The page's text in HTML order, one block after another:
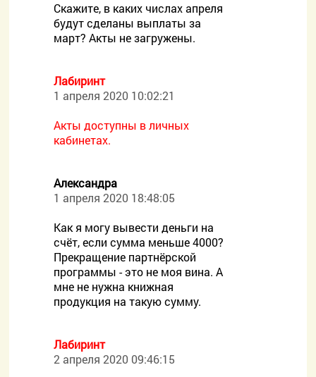
Скажите, в каких числах апреля
будут сделаны выплаты за
март? Акты не загружены.
Лабиринт
1 апреля 2020 10:02:21
Акты доступны в личных
кабинетах.
Александра
1 апреля 2020 18:48:05
Как я могу вывести деньги на
счёт, если сумма меньше 4000?
Прекращение партнёрской
программы - это не моя вина. А
мне не нужна книжная
продукция на такую сумму.
Лабиринт
2 апреля 2020 09:46:15